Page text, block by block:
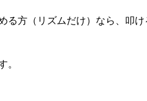
る方（リズムだけ）なら、叩
。